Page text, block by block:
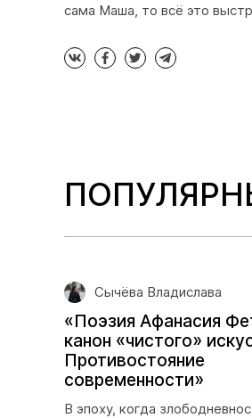
сама Маша, то всё это
Сычёва Владислава
«Поэзия Афанасия
канон «чистого»
Противостояние
современности»
В эпоху, когда